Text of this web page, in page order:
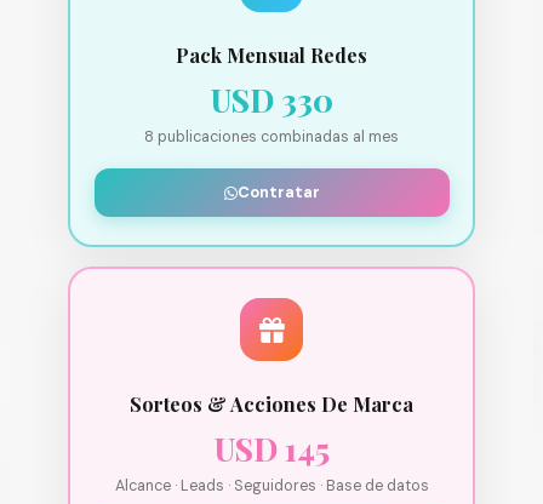
Pack Mensual Redes
USD 330
8 publicaciones combinadas al mes
Contratar
Sorteos & Acciones De Marca
USD 145
Alcance · Leads · Seguidores · Base de datos